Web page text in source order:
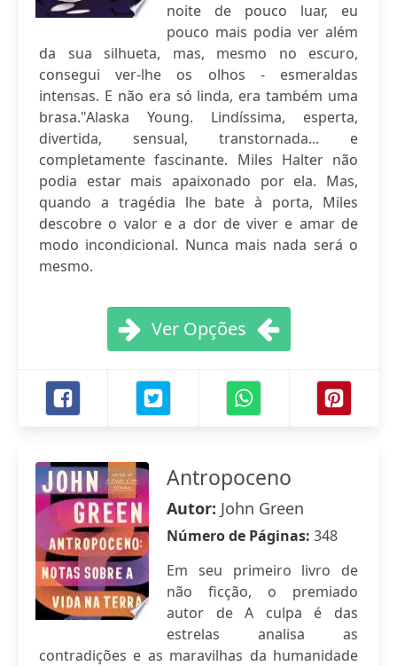
noite de pouco luar, eu
pouco mais podia ver além
da sua silhueta, mas, mesmo no escuro,
consegui ver-lhe os olhos - esmeraldas
intensas. E não era só linda, era também uma
brasa."Alaska Young. Lindíssima, esperta,
divertida, sensual, transtornada... e
completamente fascinante. Miles Halter não
podia estar mais apaixonado por ela. Mas,
quando a tragédia lhe bate à porta, Miles
descobre o valor e a dor de viver e amar de
modo incondicional. Nunca mais nada será o
mesmo.
Ver Opções
Antropoceno
Autor: John Green
Número de Páginas: 348
Em seu primeiro livro de
não ficção, o premiado
autor de A culpa é das
estrelas analisa as
contradições e as maravilhas da humanidade